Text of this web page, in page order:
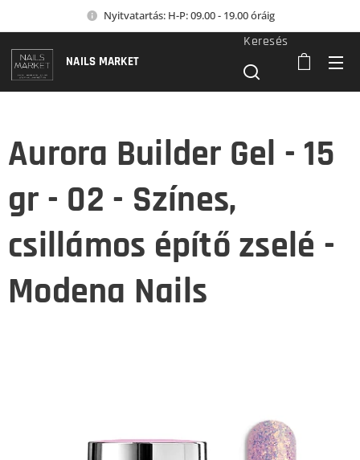
Nyitvatartás: H-P: 09.00 - 19.00 óráig
NAILS MARKET
Keresés
Aurora Builder Gel - 15
gr - 02 - Színes,
csillámos építő zselé -
Modena Nails